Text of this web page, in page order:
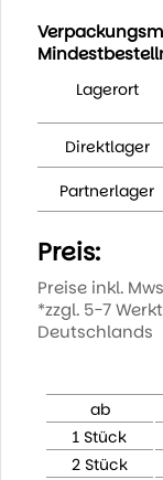
Lagerort
Direktlager
Partnerlager
Preis:
Preise inkl.
*zzgl. 5-7
Deutschlands
ab
1 Stück
2 Stück